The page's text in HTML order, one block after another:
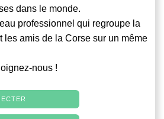
dans le monde.
professionnel qui regroupe la
les amis de la Corse sur un même
nous !